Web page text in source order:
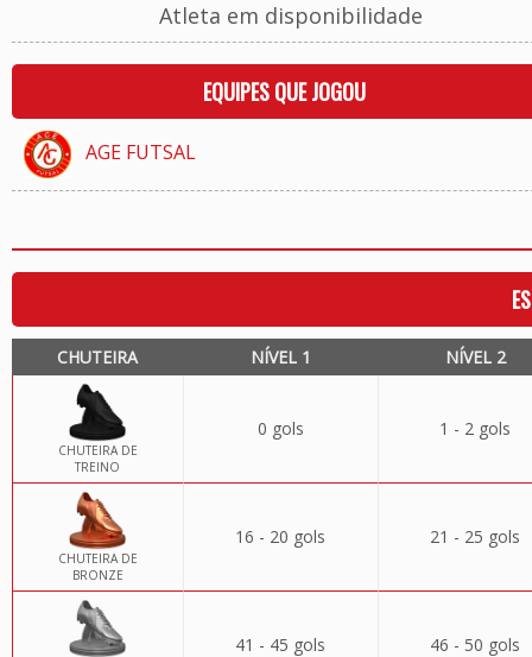
Atleta em disponibilidade
EQUIPES QUE JOGOU
AGE FUTSAL
CHUTEIRA NÍVEL 1 NÍVEL 2
CHUTEIRA DE
TREINO
0 gols 1 - 2 gols
CHUTEIRA DE
BRONZE
16 - 20 gols 21 - 25 gols
41 - 45 gols 46 - 50 gols